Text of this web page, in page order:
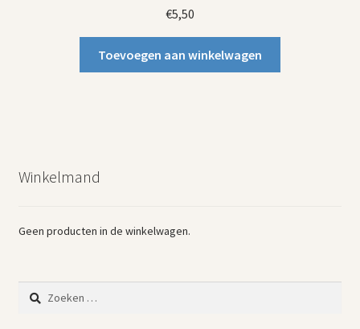
€5,50
Toevoegen aan winkelwagen
Winkelmand
Geen producten in de winkelwagen.
Zoeken
naar: